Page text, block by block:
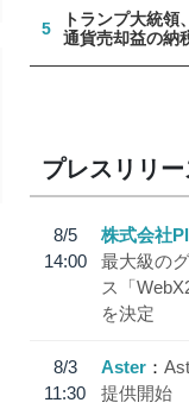
5
トランプ大統領
通貨売却益の納
プレスリリー
8/5
14:00
株式会社
最大級の
ス「
を決定
8/3
11:30
Aster
提供開始